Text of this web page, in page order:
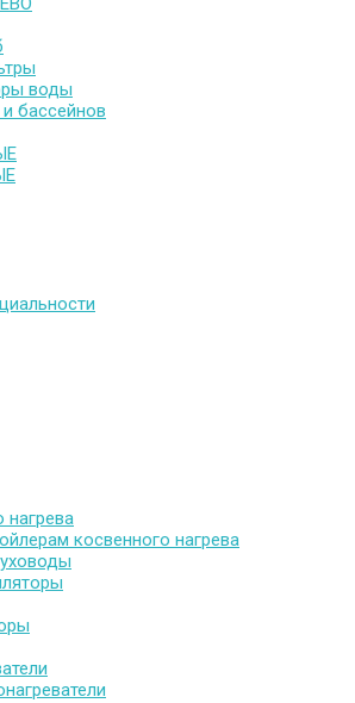
воды
бассейнов
нагрева
косвенного нагрева